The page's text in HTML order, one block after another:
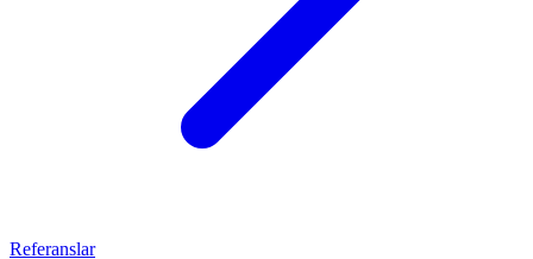
Referanslar